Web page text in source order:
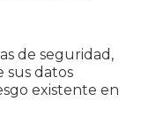
de seguridad,
sus datos
existente en